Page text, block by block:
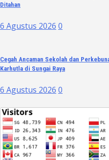
Ditahan
6 Agustus 2026 0
Cegah Ancaman Sekolah dan
Karhutla di Sungai Raya
6 Agustus 2026 0